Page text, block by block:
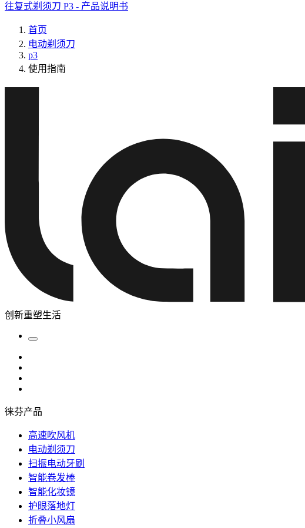
往复式剃须刀 P3 - 产品说明书
首页
电动剃须刀
p3
使用指南
创新重塑生活
徕芬产品
高速吹风机
电动剃须刀
扫振电动牙刷
智能卷发棒
智能化妆镜
护眼落地灯
折叠小风扇